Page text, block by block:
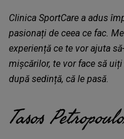
Clinica SportCare a adus
pasionați de ceea ce fac.
experiență ce te vor ajuta
mișcărilor, te vor face să
după sedință, că le pasă
Tasos